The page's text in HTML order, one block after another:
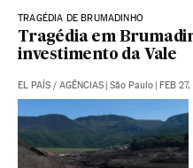
TRAGÉDIA DE BRUMADINHO
Tragédia em
investimento da Vale
EL PAÍS / AGÊNCIAS | São Paulo | FEB